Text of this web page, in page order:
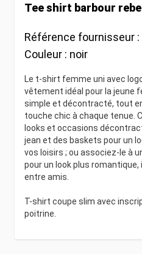
Tee shirt barbour
Référence fournisseur :
Couleur : noir
Le t-shirt femme uni avec
vêtement idéal pour la jeune
simple et décontracté, tout
touche chic à chaque tenue.
looks et occasions
jean et des baskets pour un
vos loisirs ; ou associez-le à
pour un look plus romantique,
entre amis.
T-shirt coupe slim avec
poitrine.